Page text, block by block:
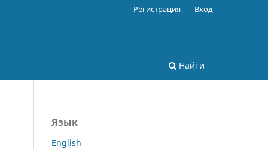
Найти
Регистрация Вход
Язык
English